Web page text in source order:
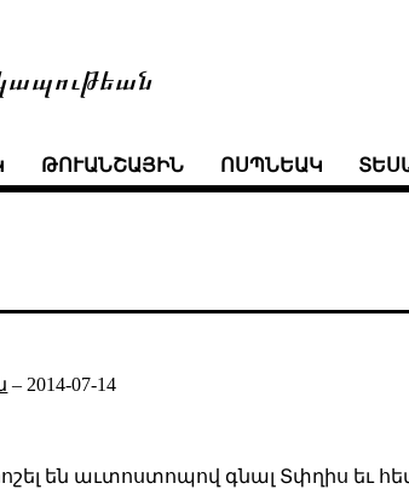
ԹՈՒԱՆՇԱՅԻՆ ՈՍՊՆԵԱԿ
– 2014-07-14
են աւտոստոպով գնալ Տփղիս եւ